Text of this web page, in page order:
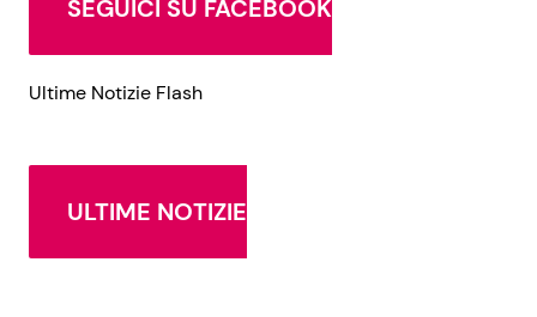
SEGUICI SU FACEBOOK
Ultime Notizie Flash
ULTIME NOTIZIE